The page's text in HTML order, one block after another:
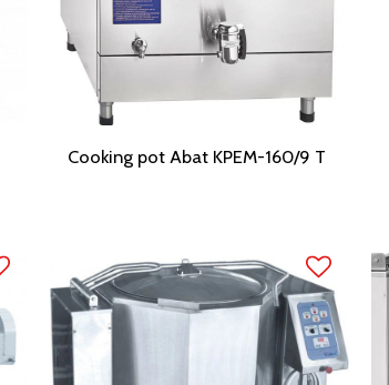
Cooking pot Abat KPEM-160/9 T